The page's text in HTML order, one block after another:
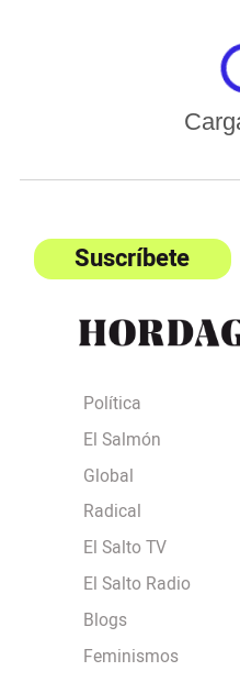
Suscríbete
Política
El Salmón
Global
Radical
El Salto TV
El Salto Radio
Blogs
Feminismos